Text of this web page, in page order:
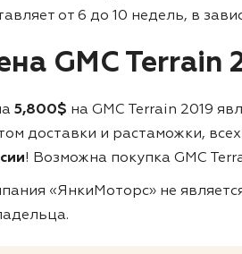
от 6 до 10 недель, в
GMC
5,800$ на GMC Terrain 2019
доставки и растаможки,
! Возможна покупка GMC
«ЯнкиМоторс» не